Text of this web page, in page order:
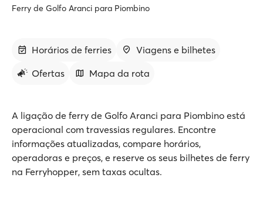
Ferry de Golfo Aranci para Piombino
Horários de ferries
Viagens e bilhetes
Ofertas
Mapa da rota
A ligação de ferry de Golfo Aranci para Piombino está
operacional com travessias regulares. Encontre
informações atualizadas, compare horários,
operadoras e preços, e reserve os seus bilhetes de ferry
na Ferryhopper, sem taxas ocultas.